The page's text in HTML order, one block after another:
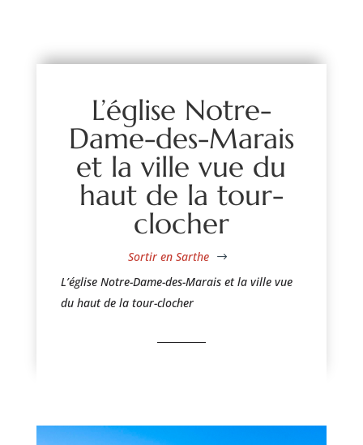
L’église Notre-
Dame-des-Marais
et la ville vue du
haut de la tour-
clocher
Sortir en Sarthe $
L’église Notre-Dame-des-Marais et la ville vue
du haut de la tour-clocher